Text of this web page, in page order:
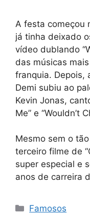
A festa começou
já tinha deixado
vídeo dublando
das músicas
franquia. Depois,
Demi subiu ao
Kevin Jonas,
Me” e “Wouldn’t
Mesmo sem o
terceiro filme de
super especial e
anos de carreira
Categorias
Famosos